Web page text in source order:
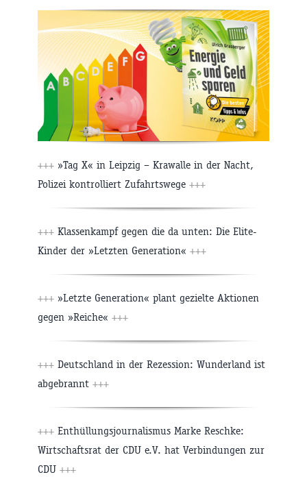
+++ »Tag X« in Leipzig – Krawalle in der Nacht,
Polizei kontrolliert Zufahrtswege +++
+++ Klassenkampf gegen die da unten: Die Elite-
Kinder der »Letzten Generation« +++
+++ »Letzte Generation« plant gezielte Aktionen
gegen »Reiche« +++
+++ Deutschland in der Rezession: Wunderland ist
abgebrannt +++
+++ Enthüllungsjournalismus Marke Reschke:
Wirtschaftsrat der CDU e.V. hat Verbindungen zur
CDU +++